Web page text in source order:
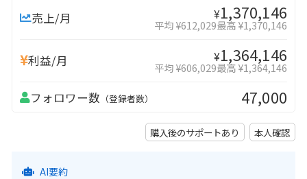
売上/月 ¥1,370,146
平均 ¥612,029最高 ¥1,370,146
利益/月 ¥1,364,146
平均 ¥606,029最高 ¥1,364,146
フォロワー数 （登録者数） 47,000
購入後のサポートあり 本人確認
AI要約